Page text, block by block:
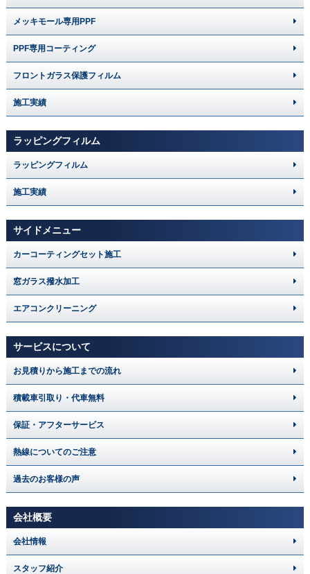
メッキモール専用PPF
PPF専用コーティング
フロントガラス保護フィルム
施工実績
ラッピングフィルム
ラッピングフィルム
施工実績
サイドメニュー
カーコーティングセット施工
窓ガラス撥水加工
エアコンクリーニング
サービスについて
お見積りから施工までの流れ
積載車引取り・代車無料
保証・アフターサービス
熱線についてのご注意
過去のお客様の声
会社概要
会社情報
スタッフ紹介